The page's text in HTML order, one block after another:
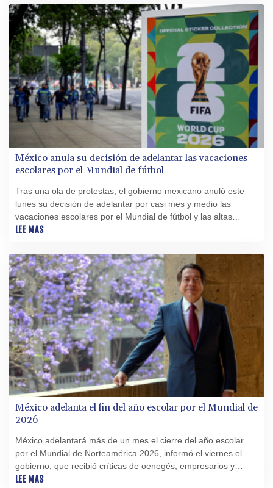
México anula su decisión de adelantar las vacaciones
escolares por el Mundial de fútbol
Tras una ola de protestas, el gobierno mexicano anuló este
lunes su decisión de adelantar por casi mes y medio las
vacaciones escolares por el Mundial de fútbol y las altas
temperaturas en algunas regiones, informó la Secretaría de
LEE MAS
México adelanta el fin del año escolar por el Mundial de
2026
México adelantará más de un mes el cierre del año escolar
por el Mundial de Norteamérica 2026, informó el viernes el
gobierno, que recibió críticas de oenegés, empresarios y
padres de familia, mientras dos estados sede del torneo
LEE MAS